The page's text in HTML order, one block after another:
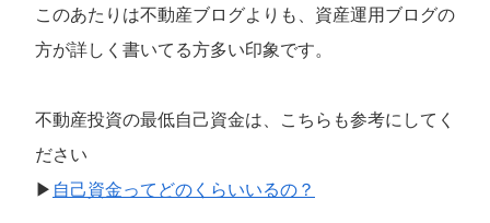
このあたりは不動産ブログよりも、資産運用ブログの
方が詳しく書いてる方多い印象です。
不動産投資の最低自己資金は、こちらも参考にしてく
ださい
▶ 自己資金ってどのくらいいるの？